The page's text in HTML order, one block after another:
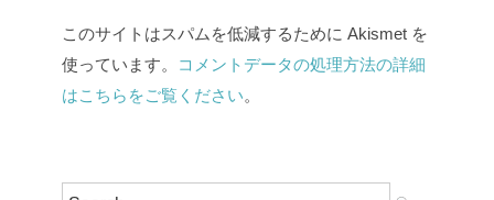
このサイトはスパムを低減するために Akismet を
使っています。
コメントデータの処理方法の詳細
はこちらをご覧ください。